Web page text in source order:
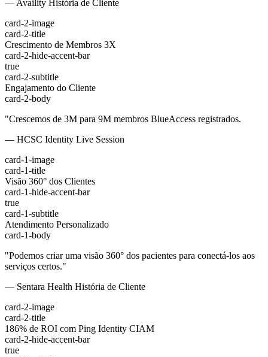
— Availity História de Cliente
card-2-image
card-2-title
Crescimento de Membros 3X
card-2-hide-accent-bar
true
card-2-subtitle
Engajamento do Cliente
card-2-body
"Crescemos de 3M para 9M membros BlueAccess registrados.
— HCSC Identity Live Session
card-1-image
card-1-title
Visão 360° dos Clientes
card-1-hide-accent-bar
true
card-1-subtitle
Atendimento Personalizado
card-1-body
"Podemos criar uma visão 360° dos pacientes para conectá-los aos
serviços certos."
— Sentara Health História de Cliente
card-2-image
card-2-title
186% de ROI com Ping Identity CIAM
card-2-hide-accent-bar
true